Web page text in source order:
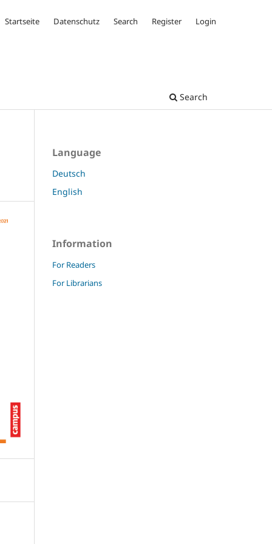
Search
Startseite Datenschutz Search Register Login
Language
Deutsch
English
Information
For Readers
For Librarians